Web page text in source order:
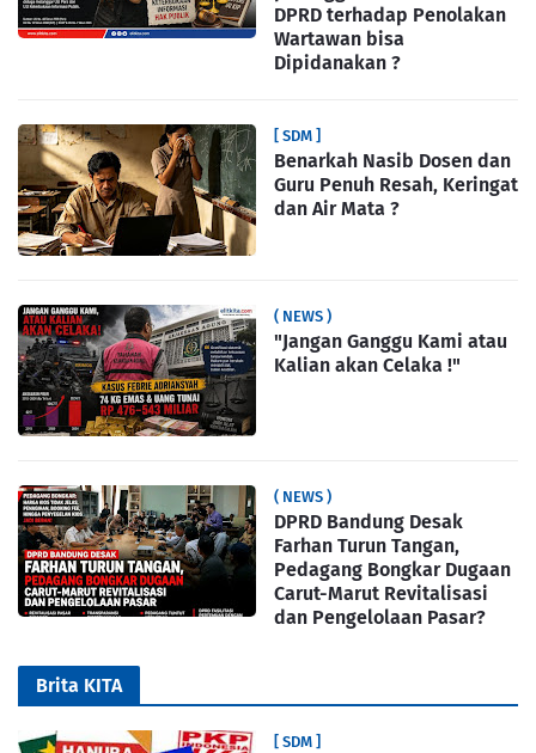
DPRD terhadap Penolakan
Wartawan bisa
Dipidanakan ?
[ SDM ]
Benarkah Nasib Dosen dan
Guru Penuh Resah, Keringat
dan Air Mata ?
( NEWS )
"Jangan Ganggu Kami atau
Kalian akan Celaka !"
( NEWS )
DPRD Bandung Desak
Farhan Turun Tangan,
Pedagang Bongkar Dugaan
Carut-Marut Revitalisasi
dan Pengelolaan Pasar?
Brita KITA
[ SDM ]